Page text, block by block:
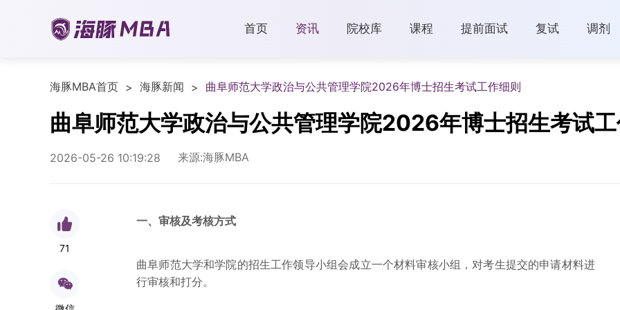
首页 资讯 院校库 课程 提前面试 复试 调剂
海豚MBA首页 > 海豚新闻 > 曲阜师范大学政治与公共管理学院2026年博士招生考试工作细则
曲阜师范大学政治与公共管理学院2026年博士招生考试
2026-05-26 10:19:28 来源:海豚MBA
71
一、审核及考核方式
曲阜师范大学和学院的招生工作领导小组会成立一个材料审核小组，对考生提交的申请材料进
行审核和打分。